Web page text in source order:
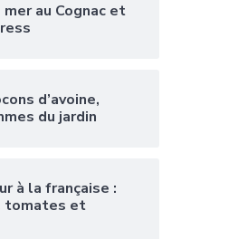
au Cognac et
d’avoine,
du jardin
à la française :
tomates et